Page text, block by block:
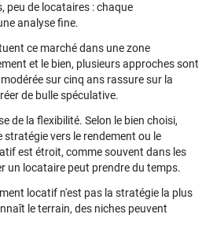
peu de locataires : chaque
analyse fine.
ce marché dans une zone
et le bien, plusieurs approches sont
sur cinq ans rassure sur la
de bulle spéculative.
de la flexibilité. Selon le bien choisi,
vers le rendement ou le
est étroit, comme souvent dans les
un locataire peut prendre du temps.
locatif n'est pas la stratégie la plus
le terrain, des niches peuvent